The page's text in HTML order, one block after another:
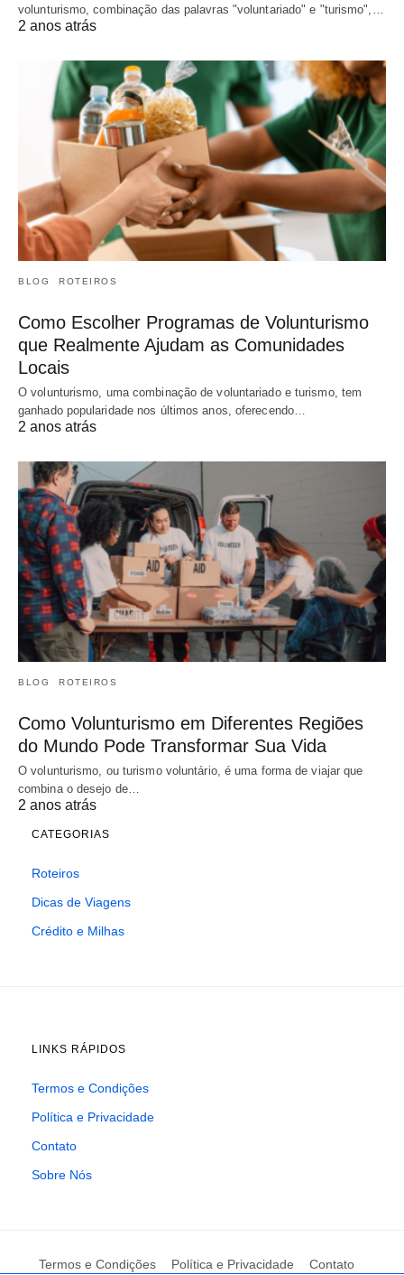
volunturismo, combinação das palavras "voluntariado" e "turismo",…
2 anos atrás
BLOG ROTEIROS
Como Escolher Programas de Volunturismo
que Realmente Ajudam as Comunidades
Locais
O volunturismo, uma combinação de voluntariado e turismo, tem
ganhado popularidade nos últimos anos, oferecendo…
2 anos atrás
BLOG ROTEIROS
Como Volunturismo em Diferentes Regiões
do Mundo Pode Transformar Sua Vida
O volunturismo, ou turismo voluntário, é uma forma de viajar que
combina o desejo de…
2 anos atrás
CATEGORIAS
Roteiros
Dicas de Viagens
Crédito e Milhas
LINKS RÁPIDOS
Termos e Condições
Política e Privacidade
Contato
Sobre Nós
Termos e Condições Política e Privacidade Contato